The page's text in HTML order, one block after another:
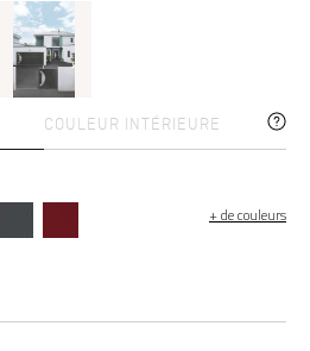
COULEUR INTÉRIEURE
+ de couleurs